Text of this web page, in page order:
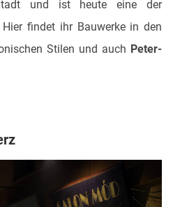
und ist heute eine der
findet ihr Bauwerke in den
Stilen und auch Peter-